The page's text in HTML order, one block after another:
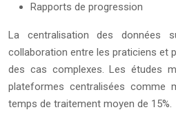
Rapports de progression
La centralisation des données
collaboration entre les praticiens et
des cas complexes. Les études
plateformes centralisées comme
temps de traitement moyen de 15%.